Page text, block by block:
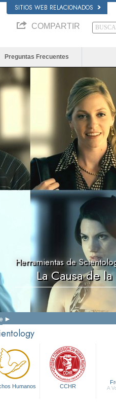
SITIOS WEB RELACIONADOS
COMPARTIR
Preguntas Frecuentes
Herramientas de
La Causa de
Humanos CCHR A